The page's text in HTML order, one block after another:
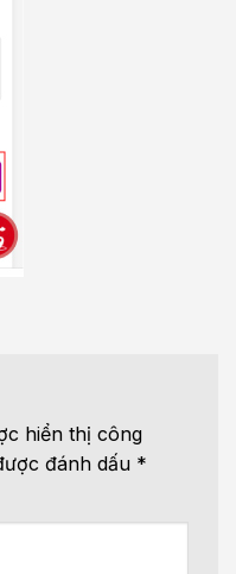
hiển thị công
đánh dấu *